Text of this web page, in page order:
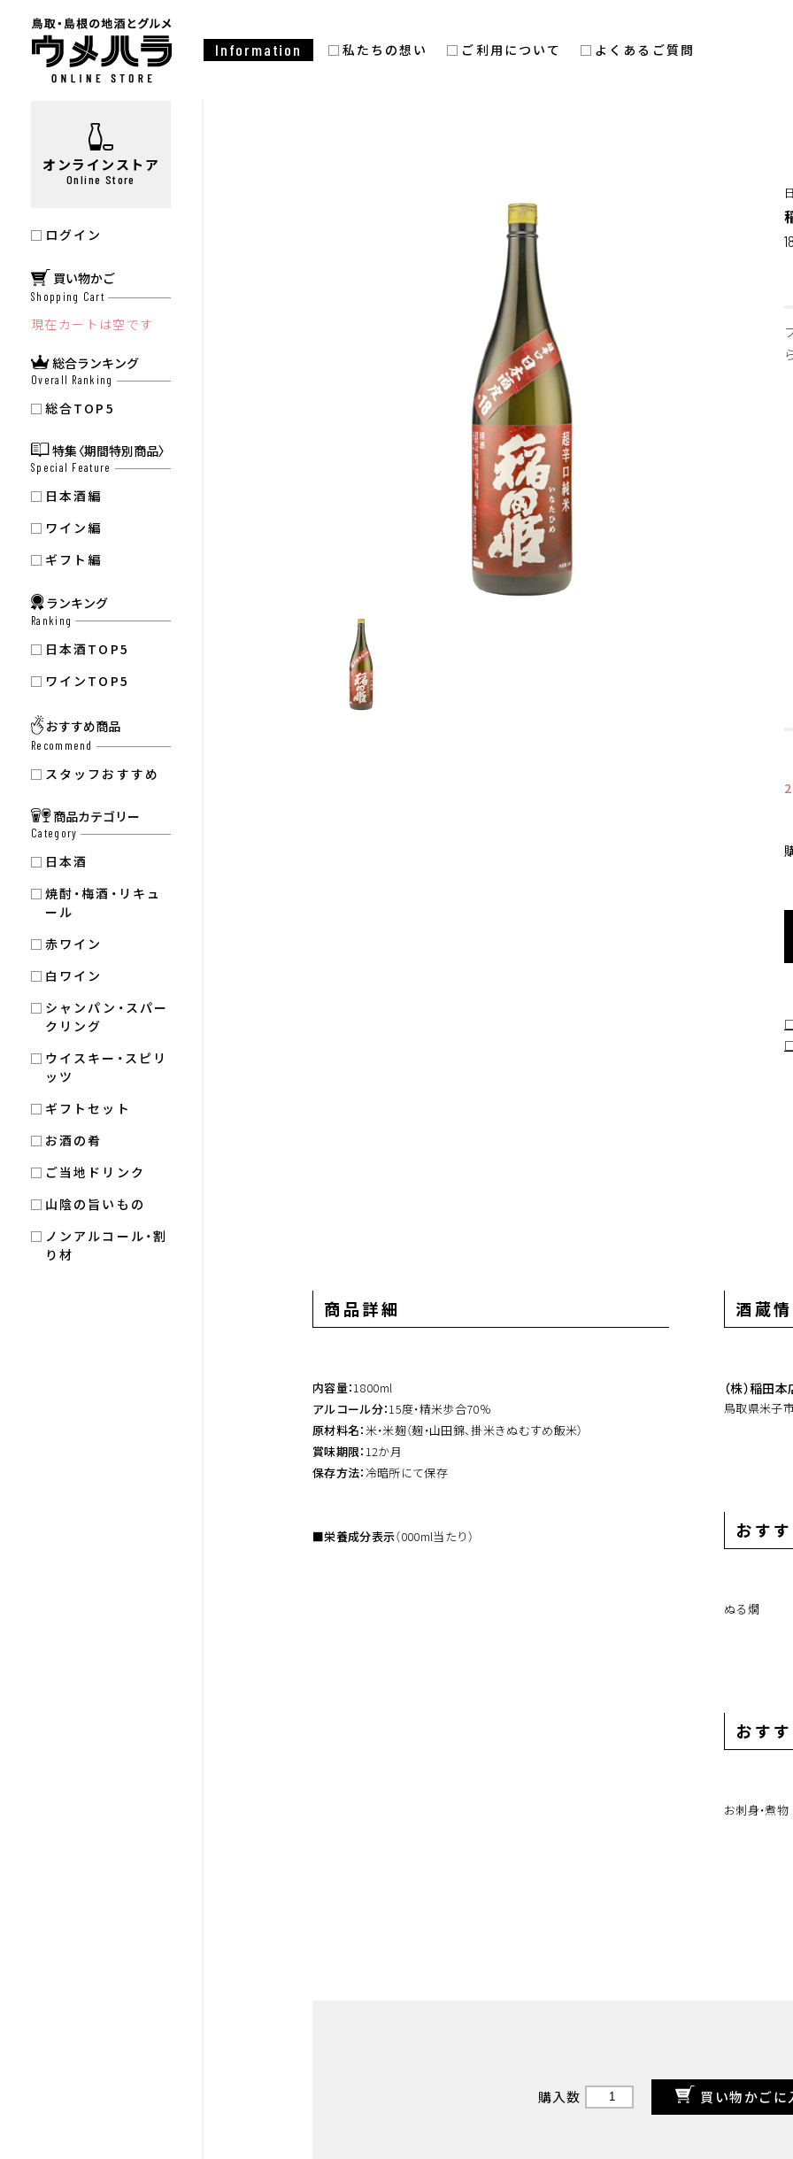
Information 私たちの想い ご利用について よくあるご質問
オンラインストア
Online Store
ログイン
買い物かご
Shopping Cart
現在カートは空です
総合ランキング
Overall Ranking
総合TOP5
特集〈期間特別商品〉
Special Feature
日本酒編
ワイン編
ギフト編
ランキング
Ranking
日本酒TOP5
ワインTOP5
おすすめ商品
Recommend
スタッフおすすめ
商品カテゴリー
Category
日本酒
焼酎・梅酒・リキュ
ール
赤ワイン
白ワイン
シャンパン・スパー
クリング
ウイスキー・スピリ
ッツ
ギフトセット
お酒の肴
ご当地ドリンク
山陰の旨いもの
ノンアルコール・割
り材
□
商品詳細
内容量：1800ml
アルコール分：15度・精米歩合70％
原材料名：米・米麹（麹・山田錦、掛米きぬむすめ飯米）
賞味期限： 12か月
保存方法： 冷暗所にて保存
■栄養成分表示（000ml当たり）
酒蔵
（株）稲田本
鳥取県米子
おす
ぬる燗
おす
お刺身・煮物
購入数 買い物かごに